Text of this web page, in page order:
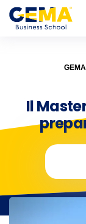
GEMA
Il